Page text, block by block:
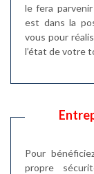
le fera
est dans la
vous pour
l’état de votre
Pour
propre